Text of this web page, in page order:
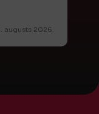
augusts 2026.